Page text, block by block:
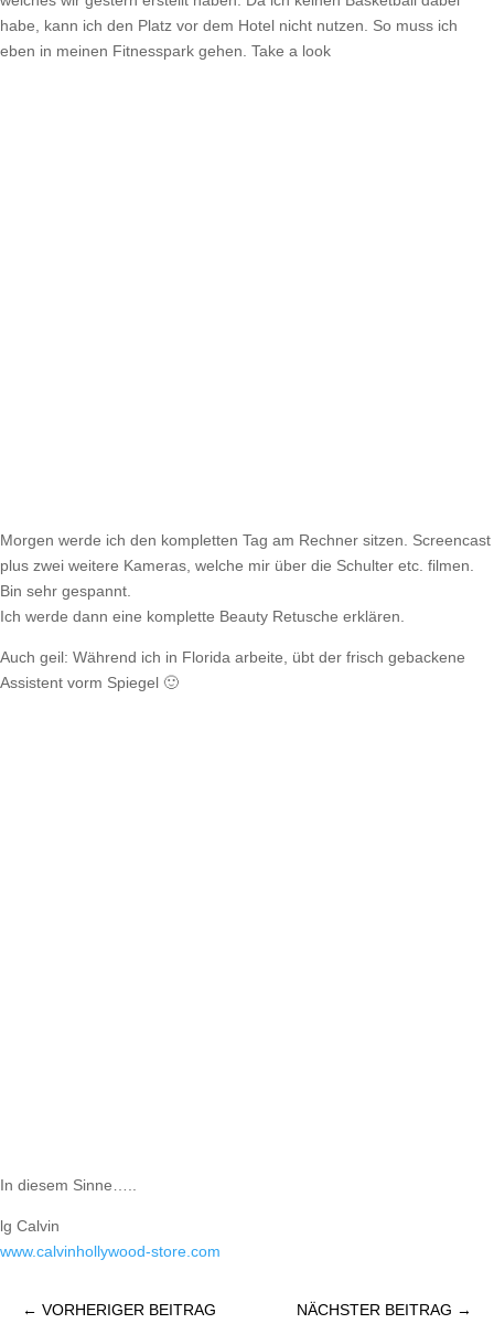
habe, kann ich den Platz vor dem Hotel nicht nutzen. So muss ich
eben in meinen Fitnesspark gehen. Take a look
Morgen werde ich den kompletten Tag am Rechner sitzen. Screencast
plus zwei weitere Kameras, welche mir über die Schulter etc. filmen.
Bin sehr gespannt.
Ich werde dann eine komplette Beauty Retusche erklären.
Auch geil: Während ich in Florida arbeite, übt der frisch gebackene
Assistent vorm Spiegel 🙂
In diesem Sinne…..
lg Calvin
www.calvinhollywood-store.com
← VORHERIGER BEITRAG NÄCHSTER BEITRAG →